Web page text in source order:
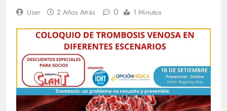
User 2 Años Atrás 0 1 Minutos